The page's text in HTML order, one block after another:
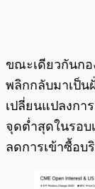
ขณะเดียวกันกอ
พลิกกลับมาเป็น
เปลี่ยนแปลงกา
จุดต่ำสุดในรอบ
ลดการเข้าซื้อบ